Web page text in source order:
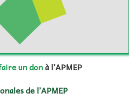
un donà l’APMEP
de l’APMEP